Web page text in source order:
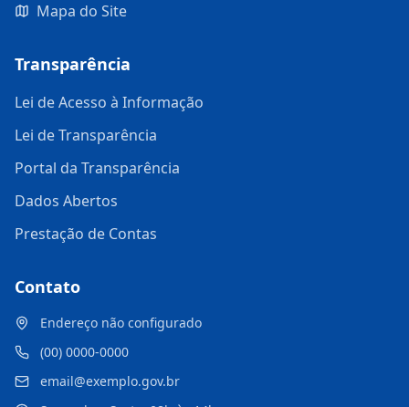
Mapa do Site
Transparência
Lei de Acesso à Informação
Lei de Transparência
Portal da Transparência
Dados Abertos
Prestação de Contas
Contato
Endereço não configurado
(00) 0000-0000
email@exemplo.gov.br